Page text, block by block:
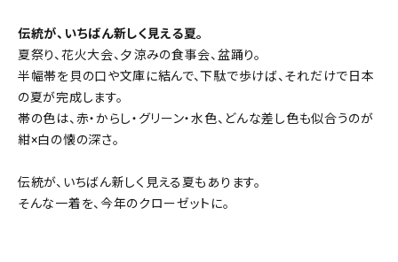
伝統が、いちばん新しく見える夏。
夏祭り、花火大会、夕涼みの食事会、盆踊り。
半幅帯を貝の口や文庫に結んで、下駄で歩けば、それだけで日本
の夏が完成します。
帯の色は、赤・からし・グリーン・水色、どんな差し色も似合うのが
紺×白の懐の深さ。
伝統が、いちばん新しく見える夏もあります。
そんな一着を、今年のクローゼットに。